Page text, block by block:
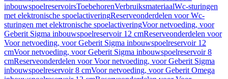
inbouwspoelreservoirsToebehorenVerbruiksmateriaalWc-sturingen
met elektronische spoelactiveringReserveonderdelen voor Wc-
sturingen met elektronische spoelactiveringVoor netvoeding, voor
Geberit Sigma inbouwspoelreservoir 12 cmReserveonderdelen voor
Voor netvoeding, voor Geberit Sigma inbouwspoelreservoir 12
cmVoor netvoeding, voor Geberit Sigma inbouwspoelreservoir 8
cmReserveonderdelen voor Voor netvoeding, voor Geberit Sigma
inbouwspoelreservoir 8 cmVoor netvoeding, voor Geberit Omega